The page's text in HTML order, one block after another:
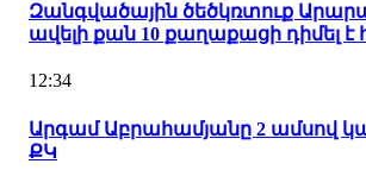
Զանգվածային ծեծկռտուք
ավելի քան 10 քաղաքացի դիմել է
12:34
Արգամ Աբրահամյանը 2 ամսով
ՔԿ